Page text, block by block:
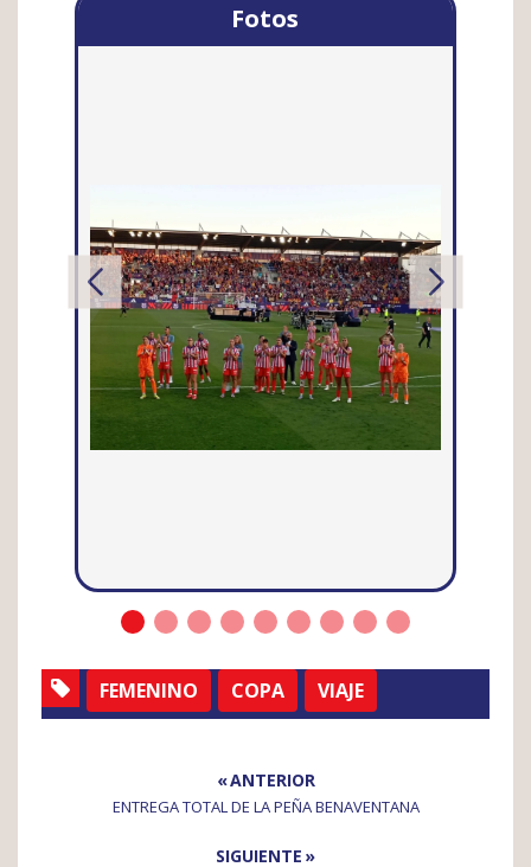
Fotos
FEMENINO COPA VIAJE
« ANTERIOR
ENTREGA TOTAL DE LA PEÑA BENAVENTANA
SIGUIENTE »